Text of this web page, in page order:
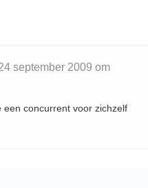
september 2009 om
een concurrent voor zichzelf